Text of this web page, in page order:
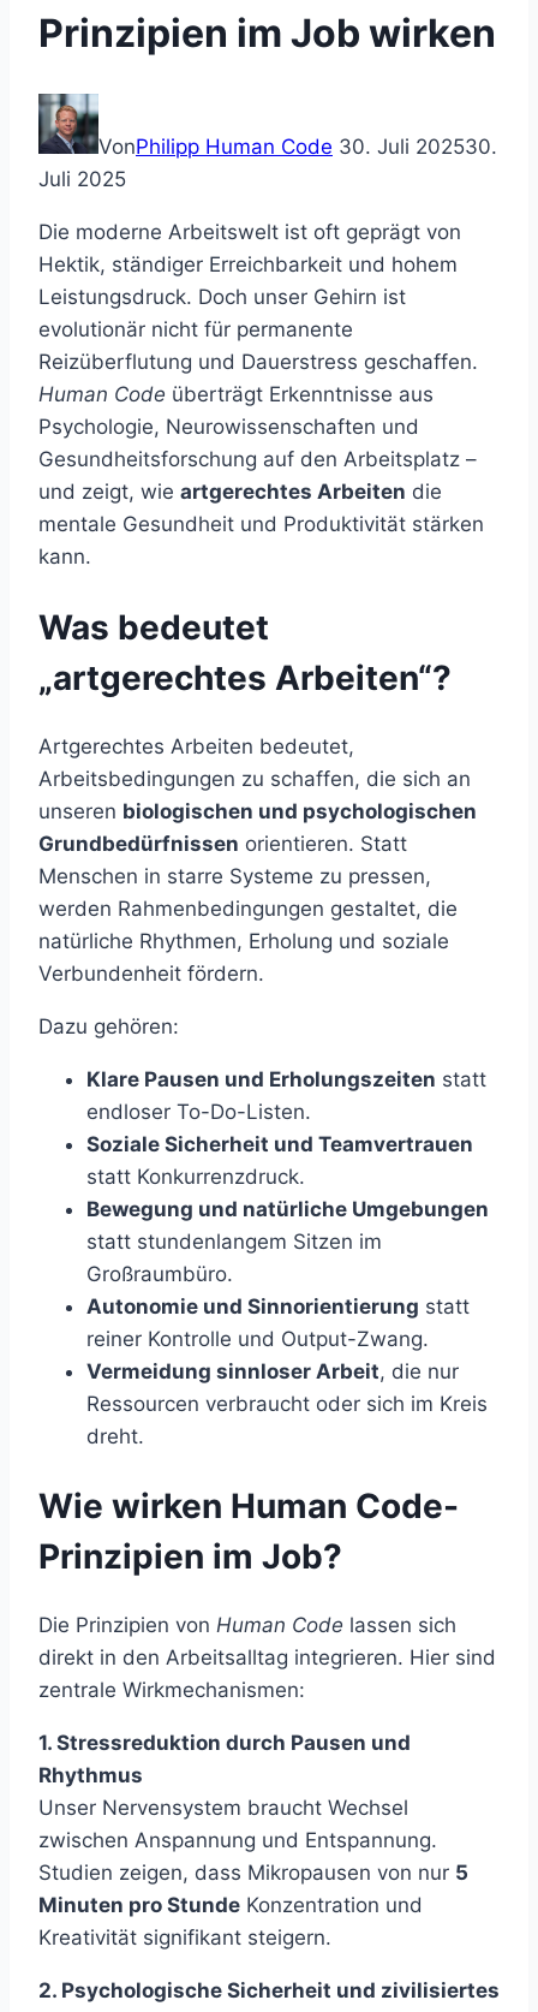
Prinzipien im Job wirken
VonPhilipp Human Code 30. Juli 202530.
Juli 2025
Die moderne Arbeitswelt ist oft geprägt von
Hektik, ständiger Erreichbarkeit und hohem
Leistungsdruck. Doch unser Gehirn ist
evolutionär nicht für permanente
Reizüberflutung und Dauerstress geschaffen.
Human Code überträgt Erkenntnisse aus
Psychologie, Neurowissenschaften und
Gesundheitsforschung auf den Arbeitsplatz –
und zeigt, wie artgerechtes Arbeiten die
mentale Gesundheit und Produktivität stärken
kann.
Was bedeutet
„artgerechtes Arbeiten“?
Artgerechtes Arbeiten bedeutet,
Arbeitsbedingungen zu schaffen, die sich an
unseren biologischen und psychologischen
Grundbedürfnissen orientieren. Statt
Menschen in starre Systeme zu pressen,
werden Rahmenbedingungen gestaltet, die
natürliche Rhythmen, Erholung und soziale
Verbundenheit fördern.
Dazu gehören:
Klare Pausen und Erholungszeiten statt
endloser To-Do-Listen.
Soziale Sicherheit und Teamvertrauen
statt Konkurrenzdruck.
Bewegung und natürliche Umgebungen
statt stundenlangem Sitzen im
Großraumbüro.
Autonomie und Sinnorientierung statt
reiner Kontrolle und Output-Zwang.
Vermeidung sinnloser Arbeit, die nur
Ressourcen verbraucht oder sich im Kreis
dreht.
Wie wirken Human Code-
Prinzipien im Job?
Die Prinzipien von Human Code lassen sich
direkt in den Arbeitsalltag integrieren. Hier sind
zentrale Wirkmechanismen:
1. Stressreduktion durch Pausen und
Rhythmus
Unser Nervensystem braucht Wechsel
zwischen Anspannung und Entspannung.
Studien zeigen, dass Mikropausen von nur 5
Minuten pro Stunde Konzentration und
Kreativität signifikant steigern.
2. Psychologische Sicherheit und zivilisiertes